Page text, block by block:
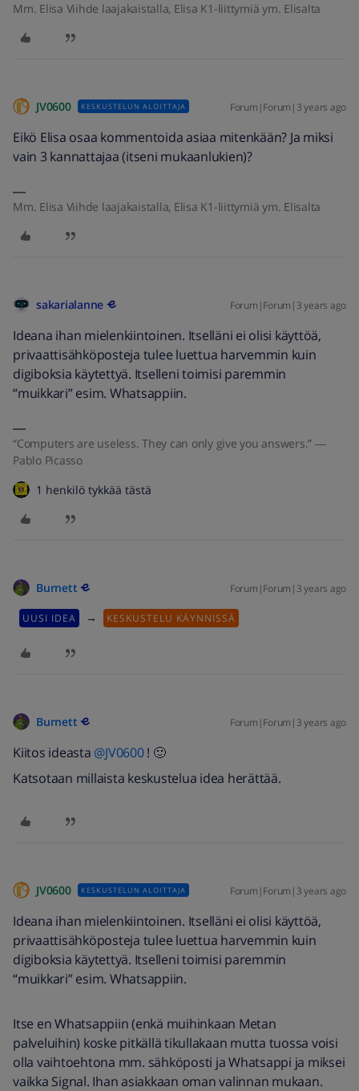
Mm. Elisa Viihde laajakaistalla, Elisa K1-liittymiä ym. Elisalta
JV0600 KESKUSTELUN ALOITTAJA Forum|Forum|3 years ago
Eikö Elisa osaa kommentoida asiaa mitenkään? Ja miksi
vain 3 kannattajaa (itseni mukaanlukien)?
Mm. Elisa Viihde laajakaistalla, Elisa K1-liittymiä ym. Elisalta
sakarialanne Forum|Forum|3 years ago
Ideana ihan mielenkiintoinen. Itselläni ei olisi käyttöä,
privaattisähköposteja tulee luettua harvemmin kuin
digiboksia käytettyä. Itselleni toimisi paremmin
“muikkari” esim. Whatsappiin.
“Computers are useless. They can only give you answers.” ―
Pablo Picasso
1 henkilö tykkää tästä
Burnett Forum|Forum|3 years ago
UUSI IDEA → KESKUSTELU KÄYNNISSÄ
Burnett Forum|Forum|3 years ago
Kiitos ideasta @JV0600! 🙂
Katsotaan millaista keskustelua idea herättää.
JV0600 KESKUSTELUN ALOITTAJA Forum|Forum|3 years ago
Ideana ihan mielenkiintoinen. Itselläni ei olisi käyttöä,
privaattisähköposteja tulee luettua harvemmin kuin
digiboksia käytettyä. Itselleni toimisi paremmin
“muikkari” esim. Whatsappiin.
Itse en Whatsappiin (enkä muihinkaan Metan
palveluihin) koske pitkällä tikullakaan mutta tuossa voisi
olla vaihtoehtona mm. sähköposti ja Whatsappi ja miksei
vaikka Signal. Ihan asiakkaan oman valinnan mukaan.